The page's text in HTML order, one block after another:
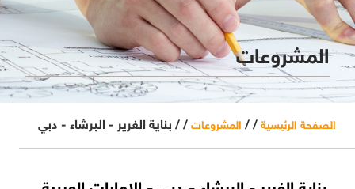
المشروعات
الصفحة الرئيسية / / المشروعات / / بناية الغرير - البرشاء - دبي